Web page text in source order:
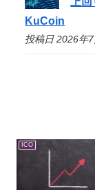
KuCoin
投稿日 2026年
ICO